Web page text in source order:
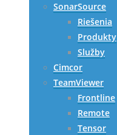
SonarSource
Riešenia
Produkty
Služby
Cimcor
TeamViewer
Frontline
Remote
Tensor